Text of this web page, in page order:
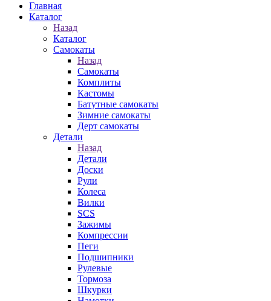
Главная
Каталог
Назад
Каталог
Самокаты
Назад
Самокаты
Комплиты
Кастомы
Батутные самокаты
Зимние самокаты
Дерт самокаты
Детали
Назад
Детали
Доски
Рули
Колеса
Вилки
SCS
Зажимы
Компрессии
Пеги
Подшипники
Рулевые
Тормоза
Шкурки